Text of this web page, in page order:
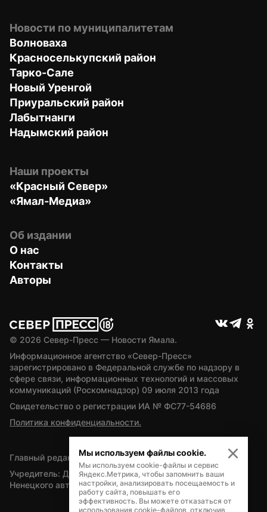
Новости по муниципалитетам
Волноваха
Красноселькупский район
Тарко-Сале
Новый Уренгой
Приуральский район
Лабытнанги
Надымский район
Наши проекты
«Красный Север»
«Ямал-Медиа»
Об издании
О нас
Контакты
Авторы
© 2026 Север-Пресс — Новости Ямала.
Информационное агентство «Север-Пресс»
зарегистрировано в Федеральной службе по надзору в
сфере связи, информационных технологий и массовых
коммуникаций (Роскомнадзор) 09 июля 2013 года
Свидетельство о регистрации ИА № ФС77-54686
Политика конфиденциальности.
Главный редактор — А.Л. Поздеев
Учредитель: Департамент внутренней политики Ямало-
Ненецкого автономного округа
Мы используем файлы cookie.
Мы используем cookie-файлы и сервис
Яндекс.Метрика, чтобы запомнить ваши
настройки, анализировать посещаемость и
работу сайта, повышать его
эффективность. Вы можете отказаться от
использования cookie-файлов, отключив